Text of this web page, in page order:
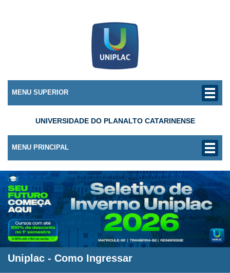
MENU SUPERIOR
UNIVERSIDADE DO PLANALTO CATARINENSE
MENU PRINCIPAL
Uniplac - Como Ingressar